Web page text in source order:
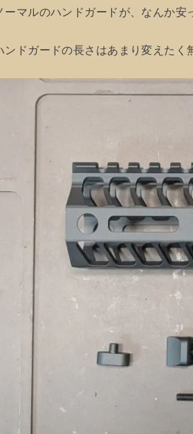
ーマルのハンドガードが、なんか安
ンドガードの長さはあまり変えたく